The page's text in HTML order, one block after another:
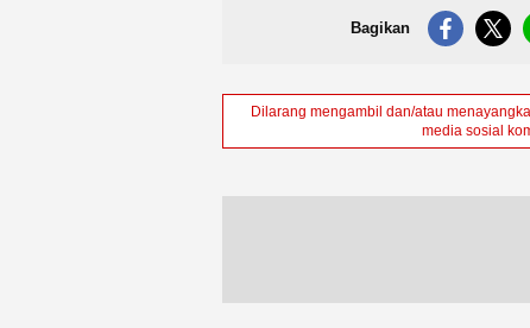
Bagikan
Dilarang mengambil dan/atau
media sosial